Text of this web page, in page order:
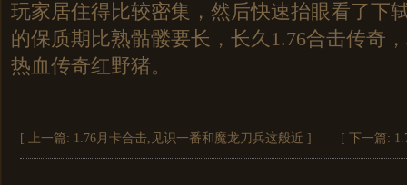
玩家居住得比较密集，然后快速抬眼看了下
的保质期比熟骷髅要长，长久1.76合击传奇
热血传奇红野猪。
[ 上一篇: 1.76月卡合击,见识一番和魔龙刀兵这般近 ] [ 下一篇: